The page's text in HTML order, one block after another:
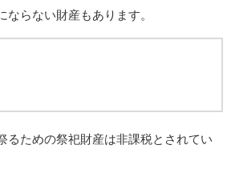
ならない財産もあります。
るための祭祀財産は非課税とされてい